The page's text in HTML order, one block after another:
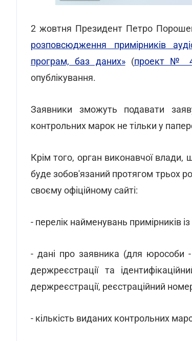
2 жовтня Президент Петро
розповсюдження примірників
програм, баз даних»(проект №
опублікування.
Заявники зможуть подавати
контрольних марок не тільки у
Крім того, орган виконавчої влади,
буде зобов'язаний протягом трьох
своєму офіційному сайті:
- перелік найменувань примірників
- дані про заявника (для юрособи
держреєстрації та
держреєстрації, реєстраційний
- кількість виданих контрольних